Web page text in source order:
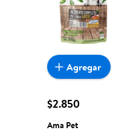
$2.850
Ama Pet
Agregar